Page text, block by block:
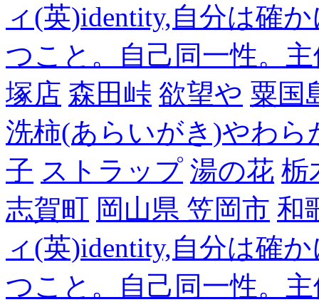
ィ(英)identity,自分は確
つこと。自己同一性。
塚店 森田峠 欲望や 粟国
洗柿(あらいがき)やわ
子 ストラップ 湯の花 栃
志賀町 岡山県 笠岡市 和
ィ(英)identity,自分は確
つこと。自己同一性。